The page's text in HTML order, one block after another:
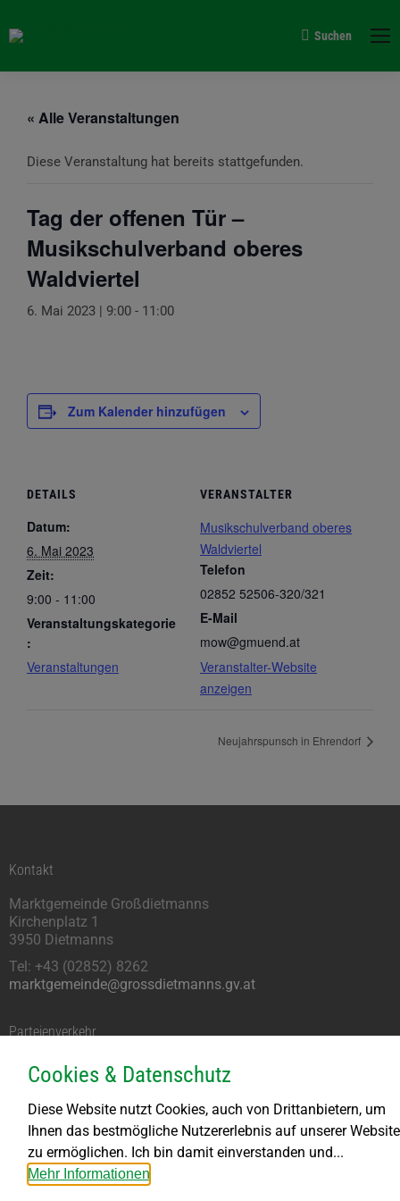
Search:
Suchen
« Alle Veranstaltungen
Diese Veranstaltung hat bereits stattgefunden.
Tag der offenen Tür –
Musikschulverband oberes
Waldviertel
6. Mai 2023 | 9:00 - 11:00
Zum Kalender hinzufügen
DETAILS
Datum:
6. Mai 2023
Zeit:
9:00 - 11:00
Veranstaltungskategorie
:
Veranstaltungen
VERANSTALTER
Musikschulverband oberes
Waldviertel
Telefon
02852 52506-320/321
E-Mail
mow@gmuend.at
Veranstalter-Website
anzeigen
Neujahrspunsch in Ehrendorf
Kontakt
Marktgemeinde Großdietmanns
Kirchenplatz 1
3950 Dietmanns
Tel: +43 (02852) 8262
marktgemeinde@grossdietmanns.gv.at
Parteienverkehr
Montag kein Parteienverkehr
DI bis FR von 8.00 – 11.30 Uhr
DI von 13.30 – 18.00 Uhr
DO von 13.30 – 15.30 Uhr
Bauhof
Cookies & Datenschutz
Diese Website nutzt Cookies, auch von Drittanbietern, um
Ihnen das bestmögliche Nutzererlebnis auf unserer Website
zu ermöglichen. Ich bin damit einverstanden und...
Mehr Informationen